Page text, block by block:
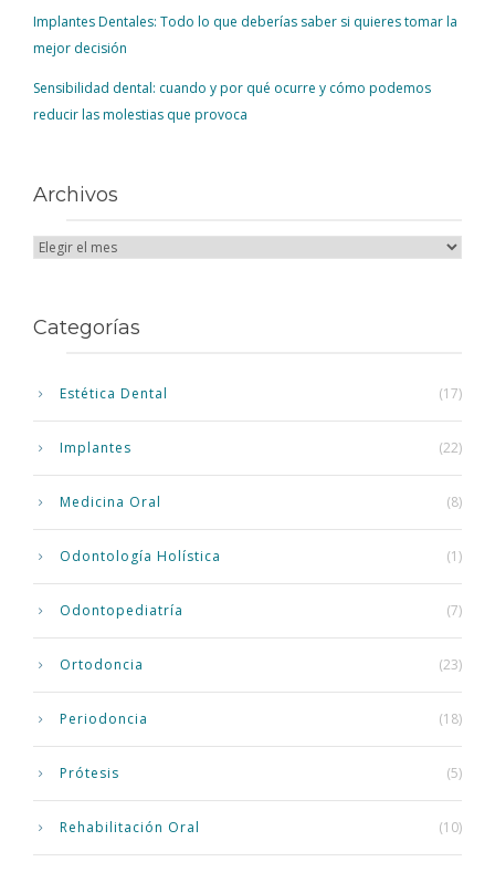
Implantes Dentales: Todo lo que deberías saber si quieres tomar la
mejor decisión
Sensibilidad dental: cuando y por qué ocurre y cómo podemos
reducir las molestias que provoca
Archivos
Categorías
Estética Dental (17)
Implantes (22)
Medicina Oral (8)
Odontología Holística (1)
Odontopediatría (7)
Ortodoncia (23)
Periodoncia (18)
Prótesis (5)
Rehabilitación Oral (10)